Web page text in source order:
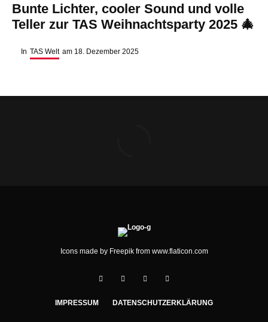
Bunte Lichter, cooler Sound und volle
Teller zur TAS Weihnachtsparty 2025 🎄
In TAS Welt am 18. Dezember 2025
Icons made by Freepikfrom www.flaticon.com
IMPRESSUM DATENSCHUTZERKLÄRUNG